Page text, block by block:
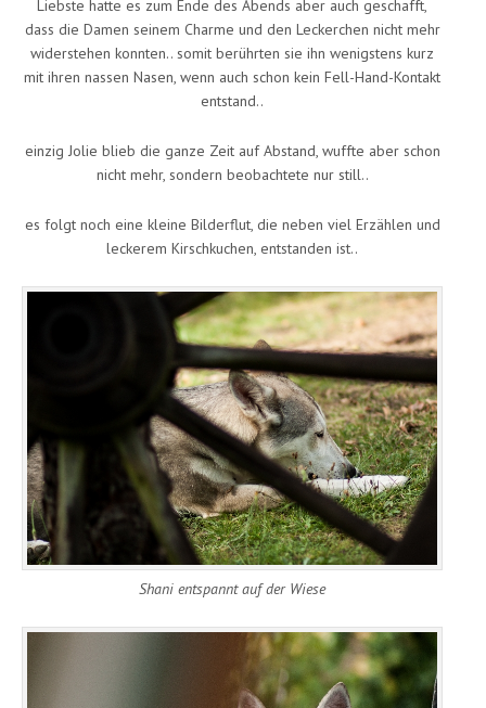
Liebste hatte es zum Ende des Abends aber auch geschafft,
dass die Damen seinem Charme und den Leckerchen nicht mehr
widerstehen konnten.. somit berührten sie ihn wenigstens kurz
mit ihren nassen Nasen, wenn auch schon kein Fell-Hand-Kontakt
entstand..
einzig Jolie blieb die ganze Zeit auf Abstand, wuffte aber schon
nicht mehr, sondern beobachtete nur still..
es folgt noch eine kleine Bilderflut, die neben viel Erzählen und
leckerem Kirschkuchen, entstanden ist..
Shani entspannt auf der Wiese